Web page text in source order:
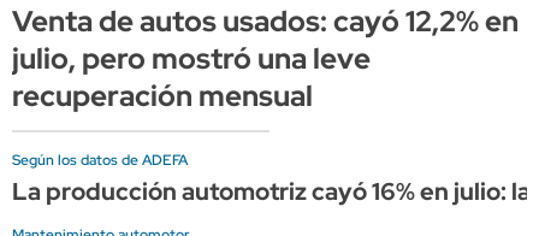
Venta de autos usados: cayó 12,2% en
julio, pero mostró una leve
recuperación mensual
Según los datos de ADEFA
La producción automotriz cayó 16% en julio: